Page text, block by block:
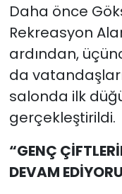
Daha önce
Rekreasyon
ardından,
da
salonda ilk
gerçekleştirildi.
“GENÇ
DEVAM